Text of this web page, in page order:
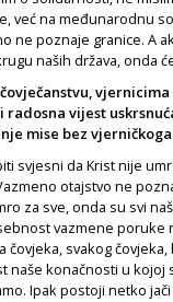
već na međunarodnu
ne poznaje granice. A
naših država, onda
vijest
mise bez
svjesni da Krist nije
otajstvo ne
za sve, onda su svi
vazmene
čovjeka, svakog
naše konačnosti u kojoj
Ipak postoji netko